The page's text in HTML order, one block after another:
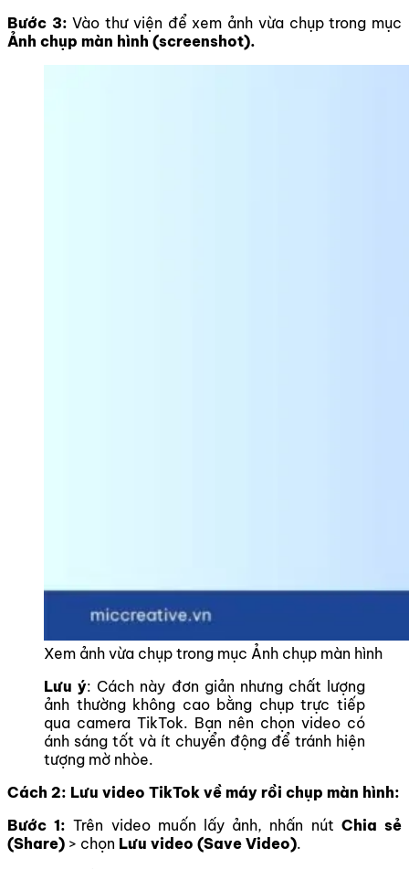
Bước 3:Vào thư viện để xem ảnh vừa chụp trong mục
Ảnh chụp màn hình (screenshot).
Xem ảnh vừa chụp trong mục Ảnh chụp màn hình
Lưu ý: Cách này đơn giản nhưng chất lượng
ảnh thường không cao bằng chụp trực tiếp
qua camera TikTok. Bạn nên chọn video có
ánh sáng tốt và ít chuyển động để tránh hiện
tượng mờ nhòe.
Cách 2: Lưu video TikTok về máy rồi chụp màn hình:
Bước 1: Trên video muốn lấy ảnh, nhấn nút Chia sẻ
(Share) > chọn Lưu video (Save Video).